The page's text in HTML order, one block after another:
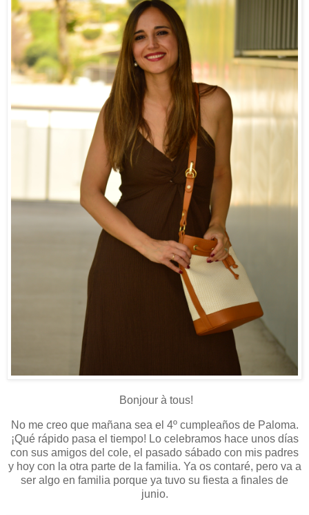
Bonjour à tous!
No me creo que mañana sea el 4º cumpleaños de Paloma.
¡Qué rápido pasa el tiempo! Lo celebramos hace unos días
con sus amigos del cole, el pasado sábado con mis padres
y hoy con la otra parte de la familia. Ya os contaré, pero va a
ser algo en familia porque ya tuvo su fiesta a finales de
junio.